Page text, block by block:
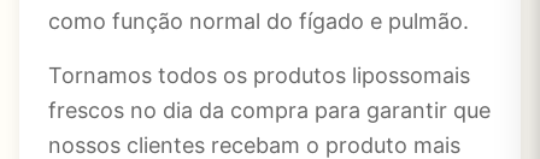
como função normal do fígado e pulmão.
Tornamos todos os produtos lipossomais
frescos no dia da compra para garantir que
nossos clientes recebam o produto mais